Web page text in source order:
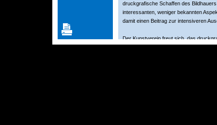
druckgrafische Schaffen des
interessanten, weniger bekannten
damit einen Beitrag zur intensiveren
Der Kunstverein freut sich, das